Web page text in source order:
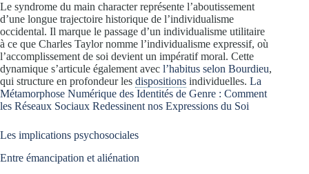
Le syndrome du main character représente l’aboutissement
d’une longue trajectoire historique de l’individualisme
occidental. Il marque le passage d’un individualisme utilitaire
à ce que Charles Taylor nomme l’individualisme expressif, où
l’accomplissement de soi devient un impératif moral. Cette
dynamique s’articule également avec l’habitus selon Bourdieu,
qui structure en profondeur les dispositions individuelles. La
Métamorphose Numérique des Identités de Genre : Comment
les Réseaux Sociaux Redessinent nos Expressions du Soi
Les implications psychosociales
Entre émancipation et aliénation